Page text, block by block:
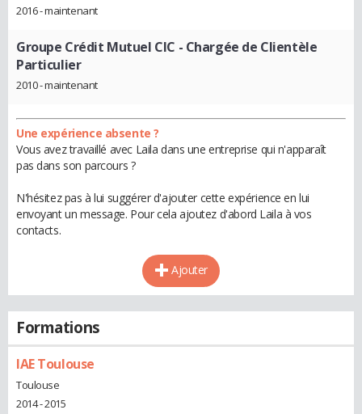
2016 - maintenant
Groupe Crédit Mutuel CIC - Chargée de Clientèle
Particulier
2010 - maintenant
Une expérience absente ?
Vous avez travaillé avec Laila dans une entreprise qui n'apparaît
pas dans son parcours ?
N'hésitez pas à lui suggérer d'ajouter cette expérience en lui
envoyant un message. Pour cela ajoutez d'abord Laila à vos
contacts.
Ajouter
Formations
IAE Toulouse
Toulouse
2014 - 2015